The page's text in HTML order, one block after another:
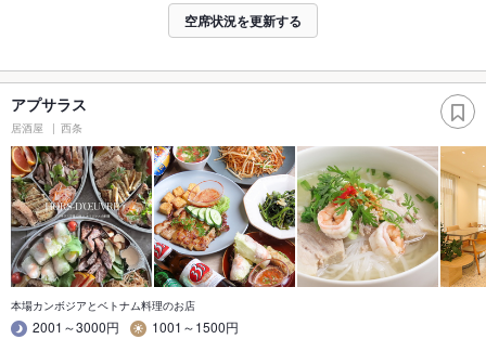
空席状況を更新する
アプサラス
居酒屋 西条
本場カンボジアとベトナム料理のお店
2001～3000円
1001～1500円